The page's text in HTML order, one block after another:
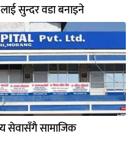
सुन्दर वडा बनाइने
सेवासँगै सामाजिक